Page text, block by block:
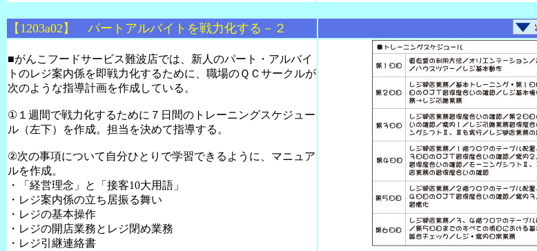
【1203a02】 パートアルバイトを戦力化する－２
■がんこフードサービス難波店では、新人のパート・アルバイ
トのレジ案内係を即戦力化するために、職場のＱＣサークルが
次のような指導計画を作成している。
①１週間で戦力化するために７日間のトレーニングスケジュー
ル（左下）を作成。担当を決めて指導する。
②次の事項について自分ひとりで学習できるように、マニュア
ルを作成。
・「経営理念」と「接客10大用語」
・レジ案内係の立ち居振る舞い
・レジの基本操作
・レジの開店業務とレジ閉め業務
・レジ引継連絡書